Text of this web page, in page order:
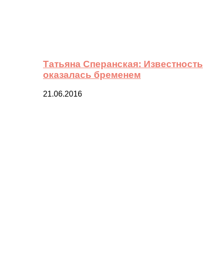
Татьяна Сперанская: Известность
оказалась бременем
21.06.2016